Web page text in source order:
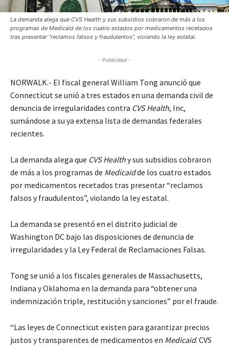
La demanda alega que CVS Health y sus subsidios cobraron de más a los
programas de Medicaid de los cuatro estados por medicamentos recetados
tras presentar “reclamos falsos y fraudulentos”, violando la ley estatal.
- Publicidad -
NORWALK.- El fiscal general William Tong anunció que
Connecticut se unió a tres estados en una demanda civil de
denuncia de irregularidades contra CVS Health, Inc,
sumándose a su ya extensa lista de demandas federales
recientes.
La demanda alega que CVS Healthy sus subsidios cobraron
de más a los programas de Medicaidde los cuatro estados
por medicamentos recetados tras presentar “reclamos
falsos y fraudulentos”, violando la ley estatal.
La demanda se presentó en el distrito judicial de
Washington DC bajo las disposiciones de denuncia de
irregularidades y la Ley Federal de Reclamaciones Falsas.
Tong se unió a los fiscales generales de Massachusetts,
Indiana y Oklahoma en la demanda para “obtener una
indemnización triple, restitución y sanciones” por el fraude.
“Las leyes de Connecticut existen para garantizar precios
justos y transparentes de medicamentos en Medicaid. CVS